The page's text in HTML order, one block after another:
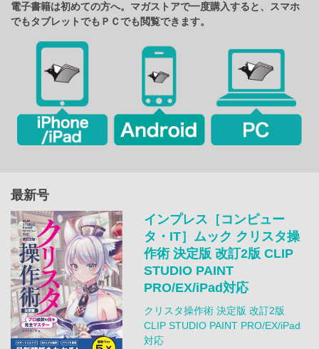
電子書籍は初めての方へ。マガストアで一度購入すると、スマホ
でもタブレットでもＰＣでも閲覧できます。
最新号
インプレス［コンピュー
タ・IT］ムック クリスタ操
作術 決定版 改訂2版 CLIP
STUDIO PAINT
PRO/EX/iPad対応
クリスタ操作術 決定版 改訂2版
CLIP STUDIO PAINT PRO/EX/iPad
対応